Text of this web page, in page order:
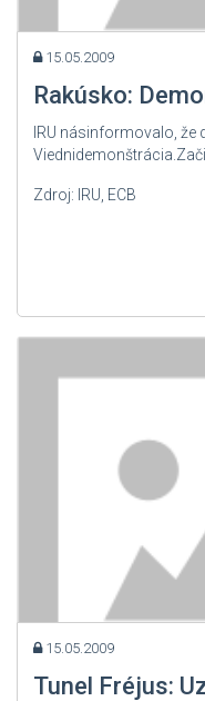
15.05.2009
Rakúsko:
IRU násinformovalo, že
Zdroj: IRU, ECB
15.05.2009
Tunel Fréjus: